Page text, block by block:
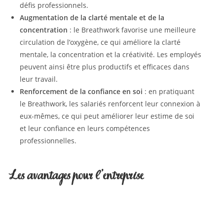
défis professionnels.
Augmentation de la clarté mentale et de la
concentration : le Breathwork favorise une meilleure
circulation de l’oxygène, ce qui améliore la clarté
mentale, la concentration et la créativité. Les employés
peuvent ainsi être plus productifs et efficaces dans
leur travail.
Renforcement de la confiance en soi : en pratiquant
le Breathwork, les salariés renforcent leur connexion à
eux-mêmes, ce qui peut améliorer leur estime de soi
et leur confiance en leurs compétences
professionnelles.
Les avantages pour l’entreprise